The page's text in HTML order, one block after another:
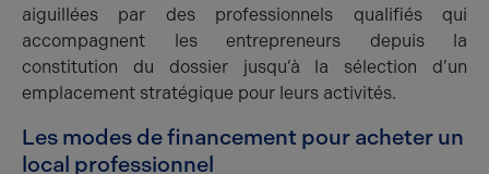
aiguillées par des professionnels qualifiés qui
accompagnent les entrepreneurs depuis la
constitution du dossier jusqu’à la sélection d’un
emplacement stratégique pour leurs activités.
Les modes de financement pour acheter un
local professionnel